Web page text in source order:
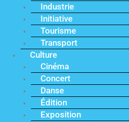
Industrie
Initiative
Tourisme
Transport
Culture
Cinéma
Concert
Danse
Édition
Exposition